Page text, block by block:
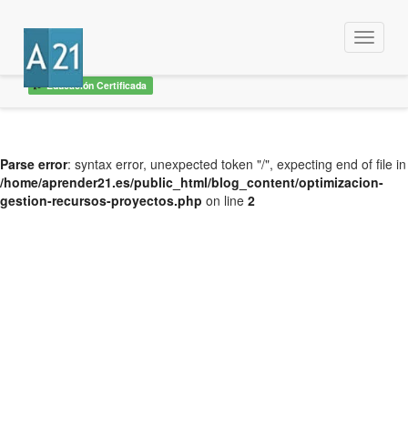
Educación Certificada
Menu
Parse error: syntax error, unexpected token "/", expecting end of file in
/home/aprender21.es/public_html/blog_content/optimizacion-
gestion-recursos-proyectos.php on line 2